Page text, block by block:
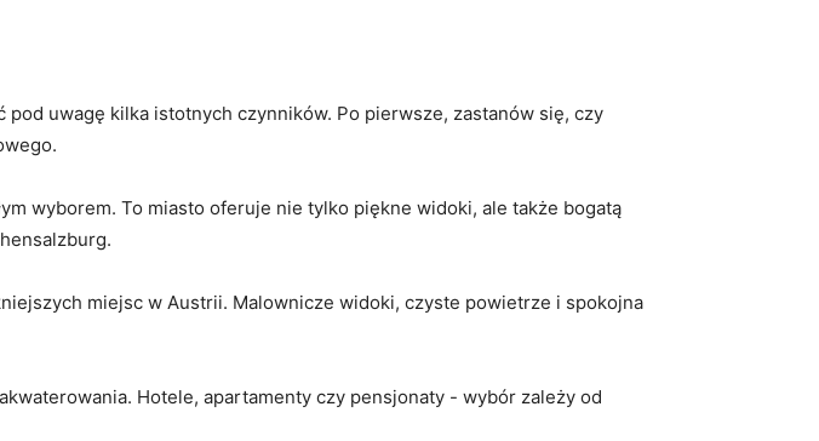
​uwagę kilka istotnych czynników. Po pierwsze,‌ zastanów się, ⁤czy⁣
wyborem. To miasto oferuje nie ​tylko​ piękne widoki, ale ⁤także bogatą
miejsc w ⁣Austrii. Malownicze widoki, ‌czyste powietrze ​i spokojna
Hotele, apartamenty czy pensjonaty -‍ wybór zależy ⁤od​